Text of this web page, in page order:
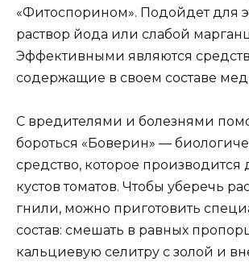
«Фитоспорином». Подойдет для
раствор йода или слабой
Эффективными являются
содержащие в своем составе
С вредителями и болезнями
бороться «Боверин» —
средство, которое производится
кустов томатов. Чтобы уберечь
гнили, можно приготовить
состав: смешать в равных
кальциевую селитру с золой и